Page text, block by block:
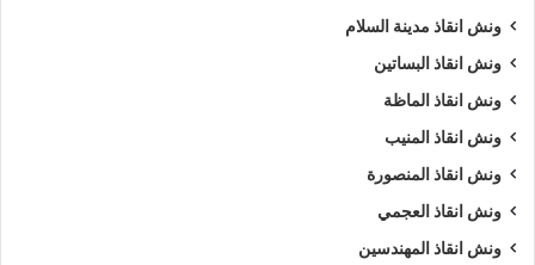
ونش انقاذ مدينة السلام
ونش انقاذ البساتين
ونش انقاذ الماظة
ونش انقاذ المنيب
ونش انقاذ المنصورة
ونش انقاذ العجمي
ونش انقاذ المهندسين